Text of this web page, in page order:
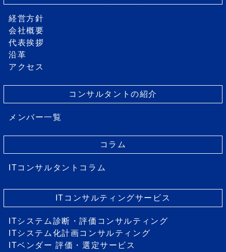
経営方針
会社概要
代表挨拶
沿革
アクセス
コンサルタントの紹介
メンバー一覧
コラム
ITコンサルタントコラム
ITコンサルティングサービス
ITシステム診断・評価コンサルティング
ITシステム化計画コンサルティング
ITベンダー 評価・選定サービス